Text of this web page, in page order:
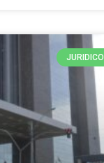
JURIDICO